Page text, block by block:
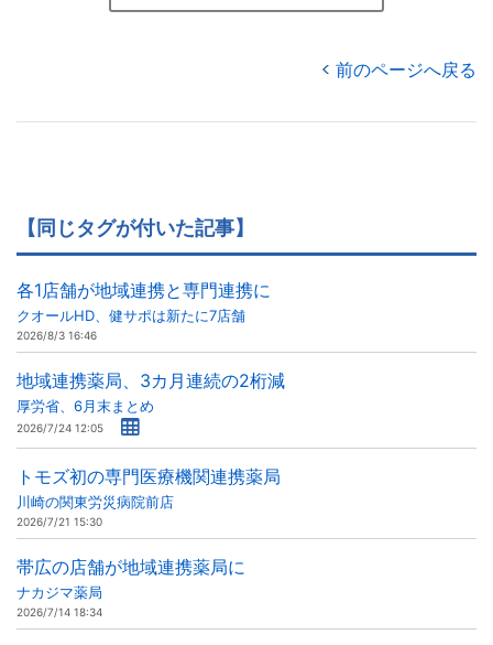
前のページへ戻る
【同じタグが付いた記事】
各1店舗が地域連携と専門連携に
クオールHD、健サポは新たに7店舗
2026/8/3 16:46
地域連携薬局、3カ月連続の2桁減
厚労省、6月末まとめ
2026/7/24 12:05
トモズ初の専門医療機関連携薬局
川崎の関東労災病院前店
2026/7/21 15:30
帯広の店舗が地域連携薬局に
ナカジマ薬局
2026/7/14 18:34